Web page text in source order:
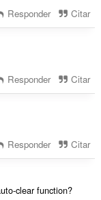
Responder Citar
Responder Citar
Responder Citar
clear function?